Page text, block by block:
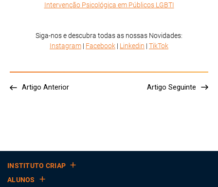
Intervenção Psicológica em Públicos LGBTI
Siga-nos e descubra todas as nossas Novidades:
Instagram | Facebook | Linkedin | TikTok
Artigo Anterior Artigo Seguinte
INSTITUTO CRIAP
ALUNOS